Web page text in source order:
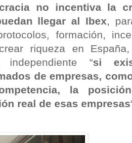
no incentiva la
llegar al Ibex,
formación,
riqueza en
independiente “si
de empresas,
la
real de esas empresas